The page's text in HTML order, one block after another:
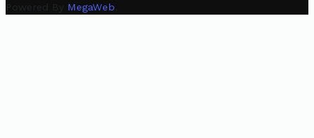
Powered By MegaWeb